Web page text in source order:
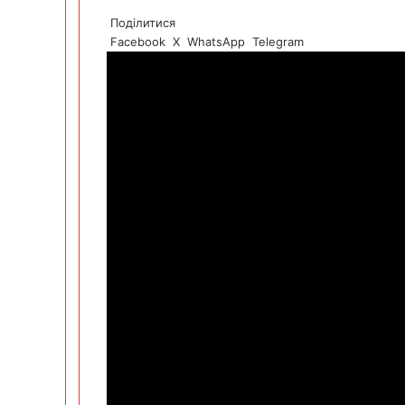
Поділитися
Facebook X WhatsApp Telegram